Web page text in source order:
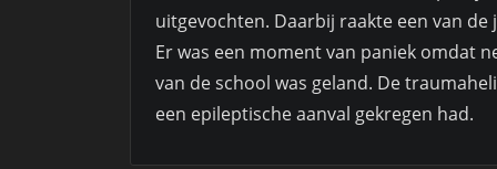
uitgevochten. Daarbij raakte een van
Er was een moment van paniek omdat
van de school was geland. De
een epileptische aanval gekregen had.